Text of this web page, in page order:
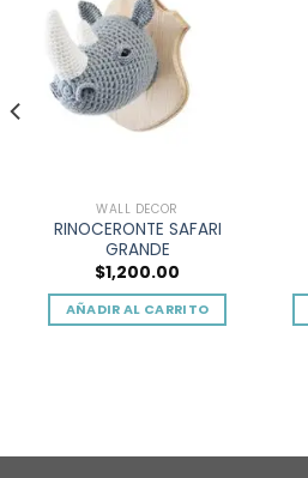
WALL DECOR
RINOCERONTE SAFARI
GRANDE
$1,200.00
AÑADIR AL CARRITO